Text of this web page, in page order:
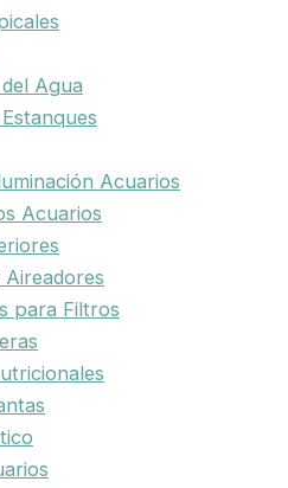
Agua
Acuarios
Acuarios
para Filtros